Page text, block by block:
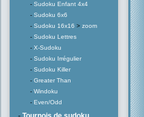
- Sudoku Enfant 4x4
- Sudoku 6x6
- Sudoku 16x16 > zoom
- Sudoku Lettres
- X-Sudoku
- Sudoku Irrégulier
- Sudoku Killer
- Greater Than
- Windoku
- Even/Odd